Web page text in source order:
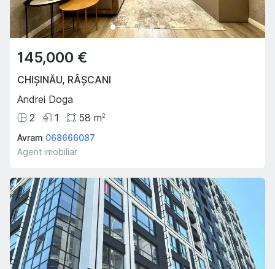
145,000 €
CHIȘINĂU, RÂȘCANI
Andrei Doga
2
1 58 m2
Avram 068666087
Agent imobiliar
120,000 €
Atelierilor
2
1 60
Stadnitchi Eugen
Agent imobiliar